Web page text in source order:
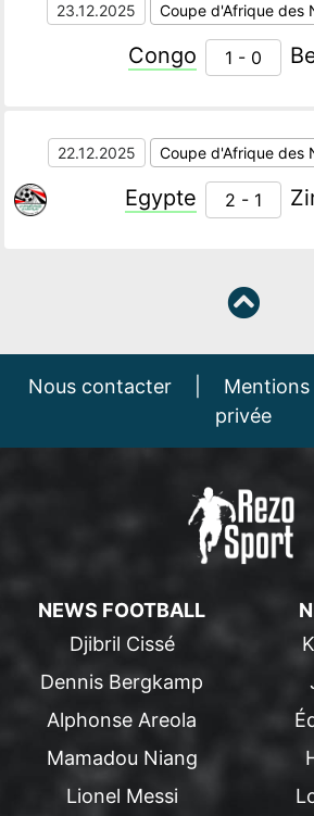
23.12.2025 Coupe d'Afrique des
Congo 1 - 0
22.12.2025 Coupe d'Afrique des
Egypte 2 - 1
Nous contacter Mentions
privée
NEWS FOOTBALL
Djibril Cissé
Dennis Bergkamp
Alphonse Areola
Mamadou Niang
Lionel Messi